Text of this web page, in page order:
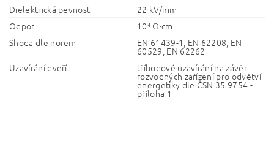
Dielektrická pevnost
22 kV/mm
Odpor
10⁴ Ω·cm
Shoda dle norem
EN 61439-1, EN 62208, EN
60529, EN 62262
Uzavírání dveří
tříbodové uzavírání na závěr
rozvodných zařízení pro odvětví
energetiky dle ČSN 35 9754 -
příloha 1